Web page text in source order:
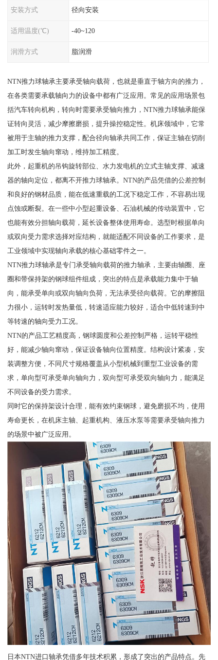
安装方式 径向安装
适用温度(℃) -40~120
润滑方式 脂润滑
NTN推力球轴承主要承受轴向载荷，也就是垂直于轴方向的推力，
在各类需要承载轴向力的设备中都有广泛应用。常见的应用场景包
括汽车转向机构，转向时需要承受轴向推力，NTN推力球轴承能保
证转向灵活，减少摩擦磨损，提升操控稳定性。机床领域中，它常
被用于主轴的推力支撑，配合径向轴承共同工作，保证主轴在切削
加工时发生轴向窜动，维持加工精度。
此外，起重机的吊钩旋转部位、水力发电机的立式主轴支撑、减速
器的轴向定位，都离不开推力球轴承。NTN的产品凭借的公差控制
和良好的钢材品质，能在低速重载的工况下稳定工作，不容易出现
点蚀或断裂。在一些中小型起重设备、石油机械的传动装置中，它
也能有效分担轴向载荷，延长设备整体使用寿命。选型时根据单向
或双向受力需求选择对应结构，就能适配不同设备的工作要求，是
工业领域中实现轴向承载的核心基础零件之一。
NTN推力球轴承是专门承受轴向载荷的推力轴承，主要由轴圈、座
圈和带保持架的钢球组件组成，突出的特点是承载能力集中于轴
向，能承受单向或双向轴向负荷，无法承受径向载荷。它的摩擦阻
力很小，运转时发热量低，转速适应能力较好，适合中低转速到中
等转速的轴向受力工况。
NTN的产品工艺精度高，钢球圆度和公差控制严格，运转平稳性
好，能减少轴向窜动，保证设备轴向位置精度。结构设计紧凑，安
装调整方便，不同尺寸规格覆盖从小型机械到重型工业设备的需
求，单向型可承受单向轴向力，双向型可承受双向轴向力，能满足
不同设备的受力需求。
同时它的保持架设计合理，能有效约束钢球，避免磨损不均，使用
寿命更长，在机床主轴、起重机构、液压水泵等需要承受轴向推力
的场景中被广泛应用。
日本NTN进口轴承凭借多年技术积累，形成了突出的产品特点。先